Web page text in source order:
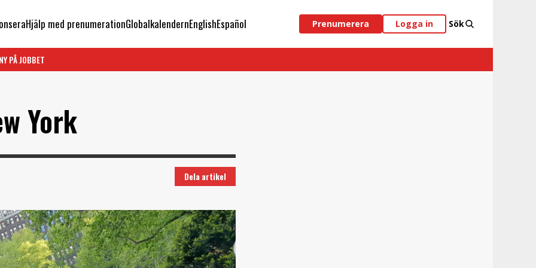
Hjälp med prenumerationGlobalkalendernEnglishEspañol Prenumerera Logga in Sök
PÅ JOBBET
York
Dela artikel